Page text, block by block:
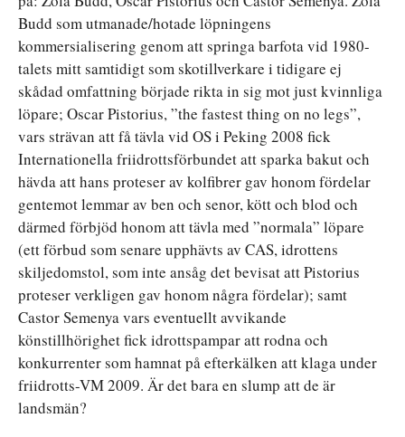
Budd som utmanade/hotade löpningens
kommersialisering genom att springa barfota vid 1980-
talets mitt samtidigt som skotillverkare i tidigare ej
skådad omfattning började rikta in sig mot just kvinnliga
löpare; Oscar Pistorius, ”the fastest thing on no legs”,
vars strävan att få tävla vid OS i Peking 2008 fick
Internationella friidrottsförbundet att sparka bakut och
hävda att hans proteser av kolfibrer gav honom fördelar
gentemot lemmar av ben och senor, kött och blod och
därmed förbjöd honom att tävla med ”normala” löpare
(ett förbud som senare upphävts av CAS, idrottens
skiljedomstol, som inte ansåg det bevisat att Pistorius
proteser verkligen gav honom några fördelar); samt
Castor Semenya vars eventuellt avvikande
könstillhörighet fick idrottspampar att rodna och
konkurrenter som hamnat på efterkälken att klaga under
friidrotts-VM 2009. Är det bara en slump att de är
landsmän?